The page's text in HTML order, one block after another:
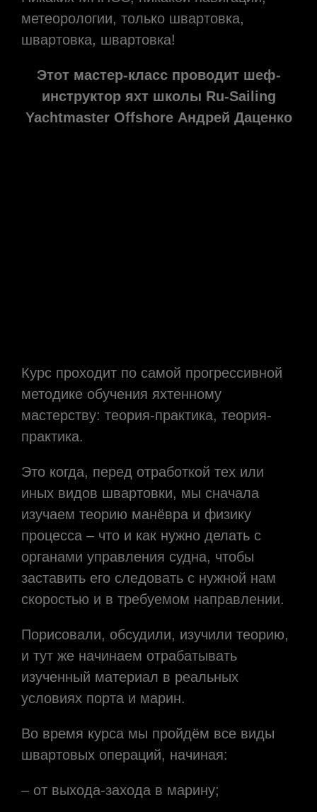
метеорологии, только швартовка,
швартовка, швартовка!
Этот мастер-класс проводит шеф-
инструктор яхт школы Ru-Sailing
Yachtmaster Offshore Андрей Даценко
Курс проходит по самой прогрессивной
методике обучения яхтенному
мастерству: теория-практика, теория-
практика.
Это когда, перед отработкой тех или
иных видов швартовки, мы сначала
изучаем теорию манёвра и физику
процесса – что и как нужно делать с
органами управления судна, чтобы
заставить его следовать с нужной нам
скоростью и в требуемом направлении.
Порисовали, обсудили, изучили теорию,
и тут же начинаем отрабатывать
изученный материал в реальных
условиях порта и марин.
Во время курса мы пройдём все виды
швартовых операций, начиная:
– от выхода-захода в марину;